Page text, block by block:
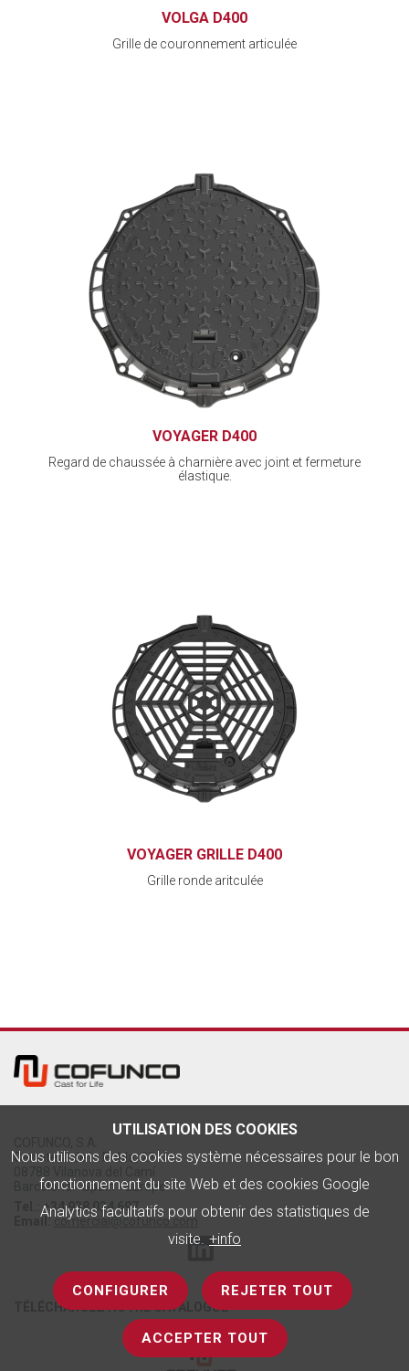
UTILISATION DES COOKIES
Nous utilisons des cookies système nécessaires pour le bon
fonctionnement du site Web et des cookies Google
Analytics facultatifs pour obtenir des statistiques de
visite. +info
CONFIGURER REJETER TOUT
ACCEPTER TOUT
VOLGA D400
Grille de couronnement articulée
VOYAGER D400
Regard de chaussée à charnière avec joint et fermeture
élastique.
VOYAGER GRILLE D400
Grille ronde aritculée
Carretera de la Pobla, 22
Barcelona - Spain - Europe
Tel.: +34 938 034 697
Email: comercial@cofunco.com
TÉLÉCHARGEZ NOTRE CATALOGUE